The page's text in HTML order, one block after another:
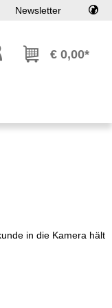
Newsletter
0 Produkte auf dem
€ 0,00*